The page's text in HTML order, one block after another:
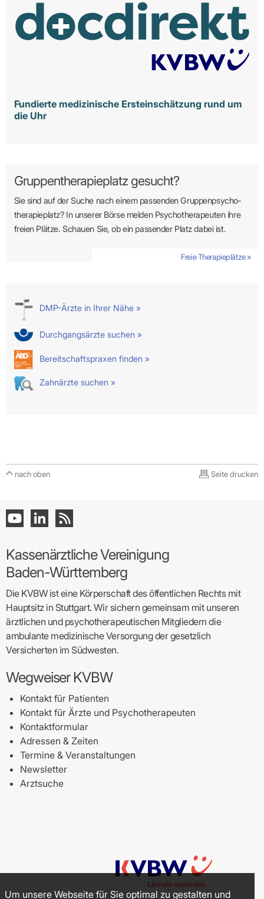
Fundierte medizinische Ersteinschätzung rund um
die Uhr
Gruppentherapieplatz gesucht?
Sie sind auf der Suche nach einem passenden Gruppen­psycho­
therapie­platz? In unserer Börse melden Psycho­­thera­­peuten ihre
freien Plätze. Schauen Sie, ob ein passender Platz dabei ist.
Freie Therapieplätze »
DMP-Ärzte in Ihrer Nähe »
Durchgangsärzte suchen »
Bereitschaftspraxen finden »
Zahnärzte suchen »
nach oben Seite drucken
Kassenärztliche Vereinigung
Baden-Württemberg
Die KVBW ist eine Körperschaft des öffentlichen Rechts mit
Hauptsitz in Stuttgart. Wir sichern gemeinsam mit unseren
ärztlichen und psychotherapeutischen Mitgliedern die
ambulante medizinische Versorgung der gesetzlich
Versicherten im Südwesten.
Wegweiser KVBW
Kontakt für Patienten
Kontakt für Ärzte und Psychotherapeuten
Kontaktformular
Adressen & Zeiten
Termine & Veranstaltungen
Newsletter
Arztsuche
Um unsere Webseite für Sie optimal zu gestalten und